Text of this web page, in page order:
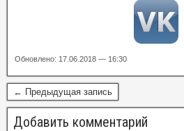
Обновлено: 17.06.2018 — 16:30
← Предыдущая запись
Добавить комментарий